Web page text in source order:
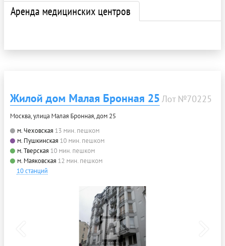
Аренда медицинских центров
Жилой дом Малая Бронная 25 Лот №70225
Москва, улица Малая Бронная, дом 25
м. Чеховская 13 мин. пешком
м. Пушкинская 10 мин. пешком
м. Тверская 10 мин. пешком
м. Маяковская 12 мин. пешком
10 станций